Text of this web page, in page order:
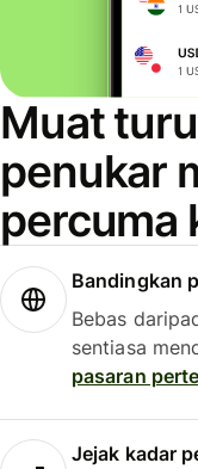
Muat
penukar
percuma
Bandingkan
Bebas
sentiasa
pasaran
Jejak kadar